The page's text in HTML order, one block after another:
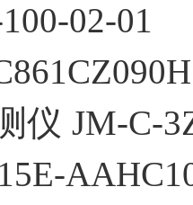
02-01
仪 JM-C-